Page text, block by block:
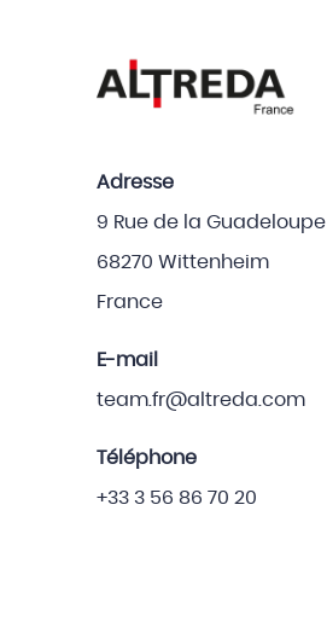
Adresse
9 Rue de la Guadeloupe
68270 Wittenheim
France
E-mail
team.fr@altreda.com
Téléphone
+33 3 56 86 70 20